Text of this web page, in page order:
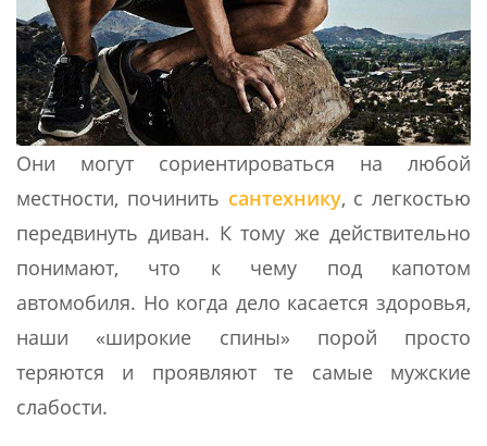
Они могут сориентироваться на любой
местности, починить сантехнику, с легкостью
передвинуть диван. К тому же действительно
понимают, что к чему под капотом
автомобиля. Но когда дело касается здоровья,
наши «широкие спины» порой просто
теряются и проявляют те самые мужские
слабости.